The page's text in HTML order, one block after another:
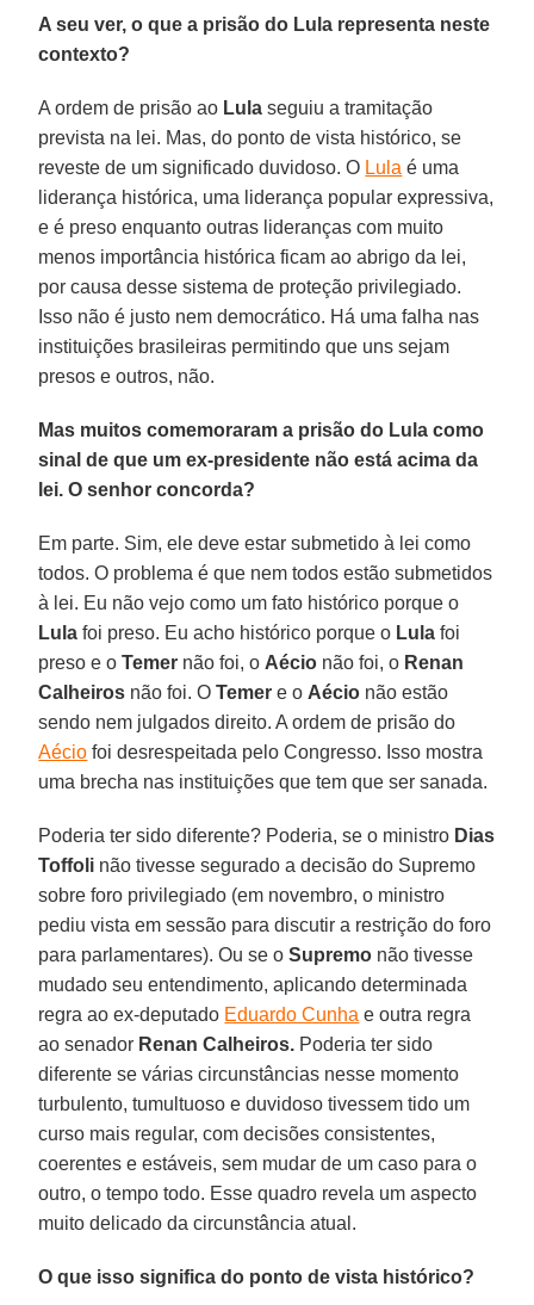
A seu ver, o que a prisão do Lula representa neste
contexto?
A ordem de prisão ao Lula seguiu a tramitação
prevista na lei. Mas, do ponto de vista histórico, se
reveste de um significado duvidoso. O Lula é uma
liderança histórica, uma liderança popular expressiva,
e é preso enquanto outras lideranças com muito
menos importância histórica ficam ao abrigo da lei,
por causa desse sistema de proteção privilegiado.
Isso não é justo nem democrático. Há uma falha nas
instituições brasileiras permitindo que uns sejam
presos e outros, não.
Mas muitos comemoraram a prisão do Lula como
sinal de que um ex-presidente não está acima da
lei. O senhor concorda?
Em parte. Sim, ele deve estar submetido à lei como
todos. O problema é que nem todos estão submetidos
à lei. Eu não vejo como um fato histórico porque o
Lula foi preso. Eu acho histórico porque o Lula foi
preso e oTemer não foi, o Aécio não foi, o Renan
Calheiros não foi. OTemer e o Aécio não estão
sendo nem julgados direito. A ordem de prisão do
Aécio foi desrespeitada pelo Congresso. Isso mostra
uma brecha nas instituições que tem que ser sanada.
Poderia ter sido diferente? Poderia, se o ministro Dias
Toffoli não tivesse segurado a decisão do Supremo
sobre foro privilegiado (em novembro, o ministro
pediu vista em sessão para discutir a restrição do foro
para parlamentares). Ou se oSupremo não tivesse
mudado seu entendimento, aplicando determinada
regra ao ex-deputado Eduardo Cunha e outra regra
ao senador Renan Calheiros. Poderia ter sido
diferente se várias circunstâncias nesse momento
turbulento, tumultuoso e duvidoso tivessem tido um
curso mais regular, com decisões consistentes,
coerentes e estáveis, sem mudar de um caso para o
outro, o tempo todo. Esse quadro revela um aspecto
muito delicado da circunstância atual.
O que isso significa do ponto de vista histórico?